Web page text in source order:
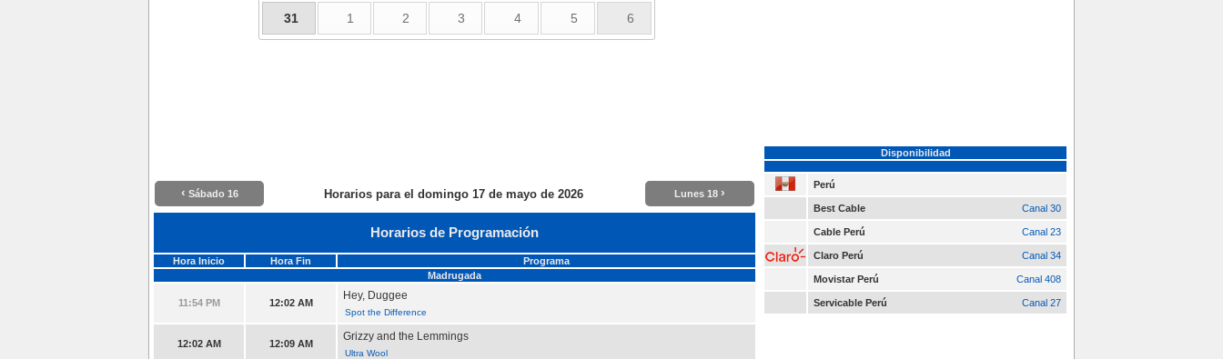
31 1 2 3 4 5 6
‹ Sábado 16 Horarios para el domingo 17 de mayo de 2026 Lunes 18 ›
Horarios de Programación
Hora Inicio Hora Fin
Programa
Madrugada
11:54 PM 12:02 AM
Hey, Duggee
Spot the Difference
12:02 AM 12:09 AM
Grizzy and the Lemmings
Ultra Wool
Disponibilidad
Perú
Best Cable Canal 30
Cable Perú Canal 23
Claro Perú Canal 34
Movistar Perú Canal 408
Servicable Perú Canal 27